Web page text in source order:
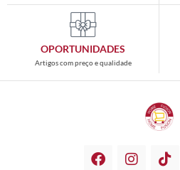
OPORTUNIDADES
Artigos com preço e qualidade